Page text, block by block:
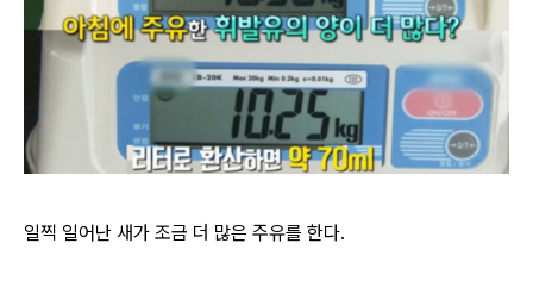
일찍 일어난 새가 조금 더 많은 주유를 한다.